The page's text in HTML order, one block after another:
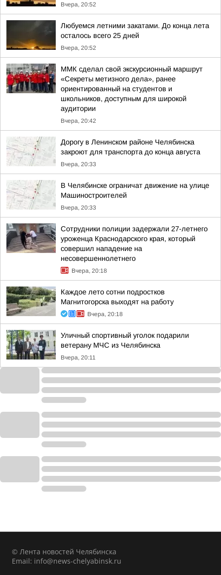
Вчера, 20:52
Любуемся летними закатами. До конца лета
осталось всего 25 дней
Вчера, 20:52
ММК сделал свой экскурсионный маршрут
«Секреты метизного дела», ранее
ориентированный на студентов и
школьников, доступным для широкой
аудитории
Вчера, 20:42
Дорогу в Ленинском районе Челябинска
закроют для транспорта до конца августа
Вчера, 20:33
В Челябинске ограничат движение на улице
Машиностроителей
Вчера, 20:33
Сотрудники полиции задержали 27-летнего
уроженца Краснодарского края, который
совершил нападение на
несовершеннолетнего
Вчера, 20:18
Каждое лето сотни подростков
Магнитогорска выходят на работу
Вчера, 20:18
Уличный спортивный уголок подарили
ветерану МЧС из Челябинска
Вчера, 20:11
© Лента новостей Челябинска
Email: info@news-chelyabinsk.ru